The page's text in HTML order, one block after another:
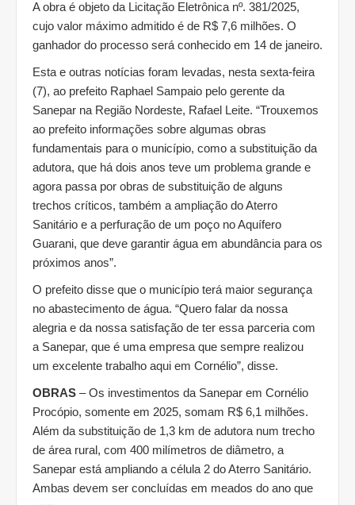
A obra é objeto da Licitação Eletrônica nº. 381/2025,
cujo valor máximo admitido é de R$ 7,6 milhões. O
ganhador do processo será conhecido em 14 de janeiro.
Esta e outras notícias foram levadas, nesta sexta-feira
(7), ao prefeito Raphael Sampaio pelo gerente da
Sanepar na Região Nordeste, Rafael Leite. “Trouxemos
ao prefeito informações sobre algumas obras
fundamentais para o município, como a substituição da
adutora, que há dois anos teve um problema grande e
agora passa por obras de substituição de alguns
trechos críticos, também a ampliação do Aterro
Sanitário e a perfuração de um poço no Aquífero
Guarani, que deve garantir água em abundância para os
próximos anos”.
O prefeito disse que o município terá maior segurança
no abastecimento de água. “Quero falar da nossa
alegria e da nossa satisfação de ter essa parceria com
a Sanepar, que é uma empresa que sempre realizou
um excelente trabalho aqui em Cornélio”, disse.
OBRAS – Os investimentos da Sanepar em Cornélio
Procópio, somente em 2025, somam R$ 6,1 milhões.
Além da substituição de 1,3 km de adutora num trecho
de área rural, com 400 milímetros de diâmetro, a
Sanepar está ampliando a célula 2 do Aterro Sanitário.
Ambas devem ser concluídas em meados do ano que